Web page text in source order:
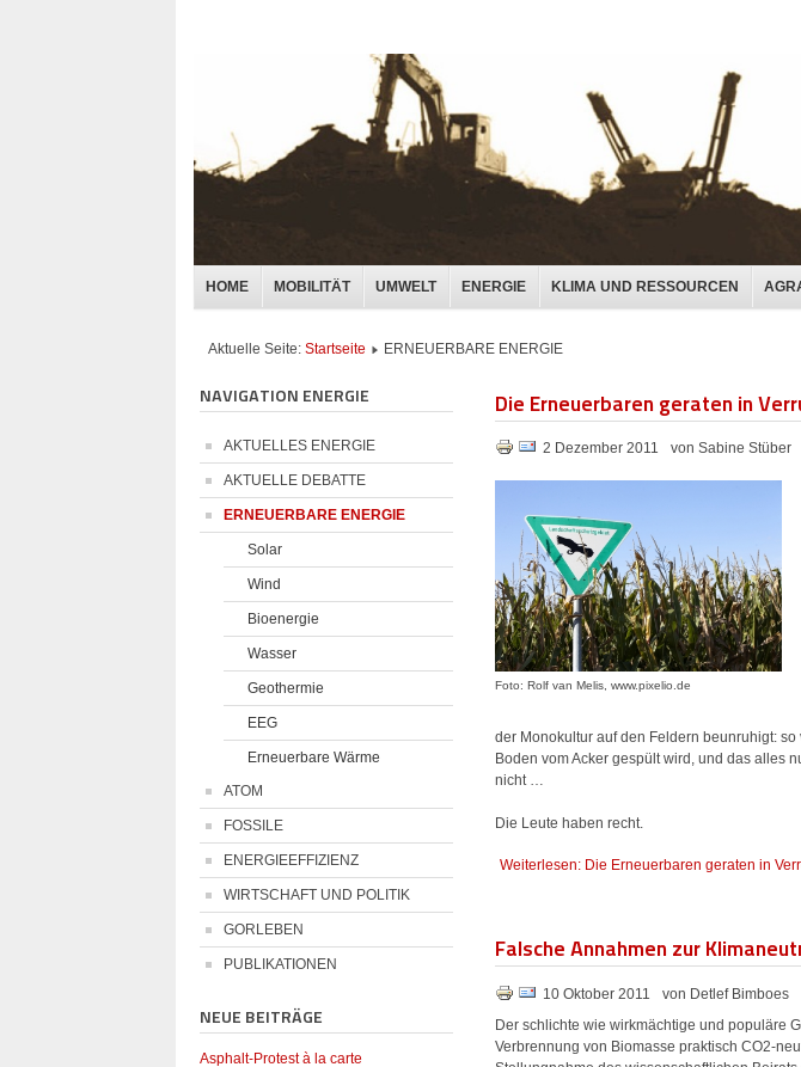
HOME MOBILITÄT UMWELT ENERGIE KLIMA UND RESSOURCEN
Aktuelle Seite: Startseite ERNEUERBARE ENERGIE
NAVIGATION ENERGIE
AKTUELLES ENERGIE
AKTUELLE DEBATTE
ERNEUERBARE ENERGIE
Solar
Wind
Bioenergie
Wasser
Geothermie
EEG
Erneuerbare Wärme
ATOM
FOSSILE
ENERGIEEFFIZIENZ
WIRTSCHAFT UND POLITIK
GORLEBEN
PUBLIKATIONEN
NEUE BEITRÄGE
Asphalt-Protest à la carte
Die Erneuerbaren geraten in
2 Dezember 2011 von Sabine Stüber
Foto: Rolf van Melis, www.pixelio.de
der Monokultur auf den Feldern beunruhigt:
Boden vom Acker gespült wird, und das alles
nicht …
Die Leute haben recht.
Weiterlesen: Die Erneuerbaren geraten in
Falsche Annahmen zur
10 Oktober 2011
von Detlef Bimboes
Der schlichte wie wirkmächtige und populäre
Verbrennung von Biomasse praktisch CO2-